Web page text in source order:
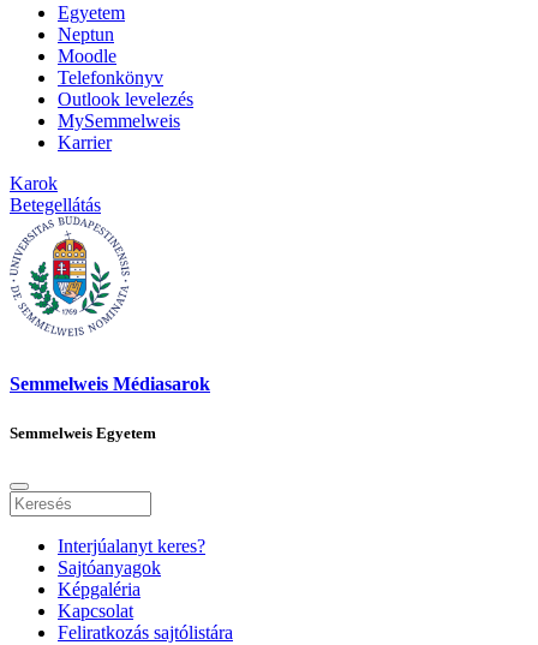
Egyetem
Neptun
Moodle
Telefonkönyv
Outlook levelezés
MySemmelweis
Karrier
Karok
Betegellátás
Semmelweis Médiasarok
Semmelweis Egyetem
Interjúalanyt keres?
Sajtóanyagok
Képgaléria
Kapcsolat
Feliratkozás sajtólistára